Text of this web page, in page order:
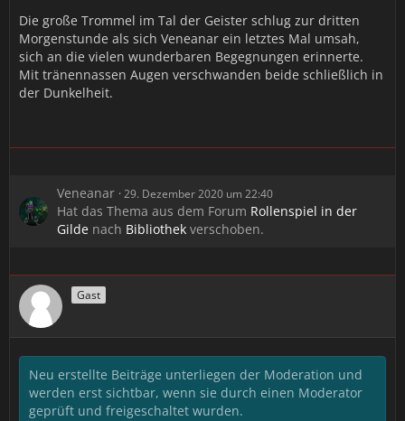
Die große Trommel im Tal der Geister schlug zur dritten
Morgenstunde als sich Veneanar ein letztes Mal umsah,
sich an die vielen wunderbaren Begegnungen erinnerte.
Mit tränennassen Augen verschwanden beide schließlich in
der Dunkelheit.
Veneanar 29. Dezember 2020 um 22:40
Hat das Thema aus dem Forum Rollenspiel in der
Gilde nach Bibliothek verschoben.
Gast
Neu erstellte Beiträge unterliegen der Moderation und
werden erst sichtbar, wenn sie durch einen Moderator
geprüft und freigeschaltet wurden.